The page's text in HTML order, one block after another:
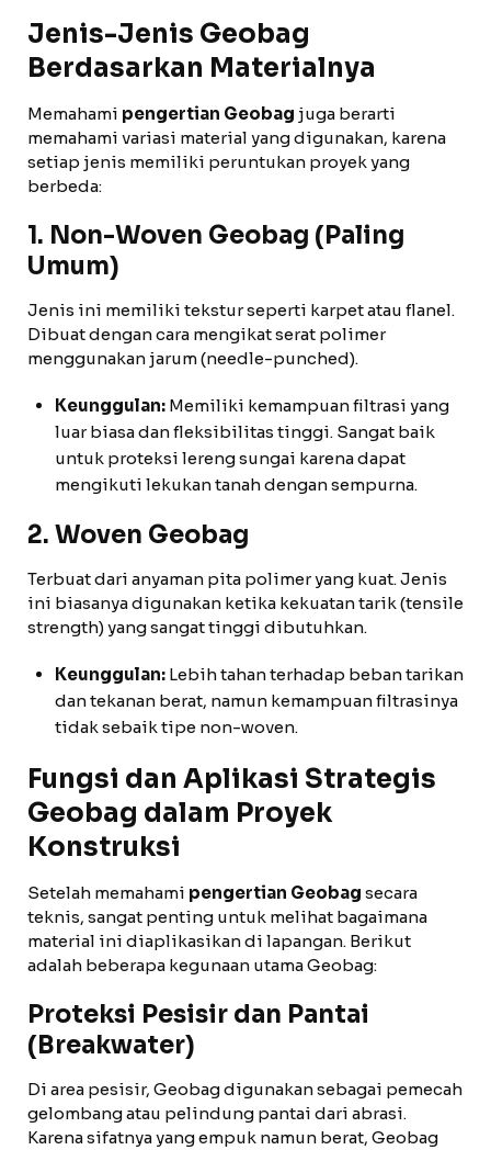
Jenis-Jenis Geobag
Berdasarkan Materialnya
Memahami pengertian Geobag juga berarti
memahami variasi material yang digunakan, karena
setiap jenis memiliki peruntukan proyek yang
berbeda:
1. Non-Woven Geobag (Paling
Umum)
Jenis ini memiliki tekstur seperti karpet atau flanel.
Dibuat dengan cara mengikat serat polimer
menggunakan jarum (needle-punched).
Keunggulan: Memiliki kemampuan filtrasi yang
luar biasa dan fleksibilitas tinggi. Sangat baik
untuk proteksi lereng sungai karena dapat
mengikuti lekukan tanah dengan sempurna.
2. Woven Geobag
Terbuat dari anyaman pita polimer yang kuat. Jenis
ini biasanya digunakan ketika kekuatan tarik (tensile
strength) yang sangat tinggi dibutuhkan.
Keunggulan: Lebih tahan terhadap beban tarikan
dan tekanan berat, namun kemampuan filtrasinya
tidak sebaik tipe non-woven.
Fungsi dan Aplikasi Strategis
Geobag dalam Proyek
Konstruksi
Setelah memahami pengertian Geobag secara
teknis, sangat penting untuk melihat bagaimana
material ini diaplikasikan di lapangan. Berikut
adalah beberapa kegunaan utama Geobag:
Proteksi Pesisir dan Pantai
(Breakwater)
Di area pesisir, Geobag digunakan sebagai pemecah
gelombang atau pelindung pantai dari abrasi.
Karena sifatnya yang empuk namun berat, Geobag